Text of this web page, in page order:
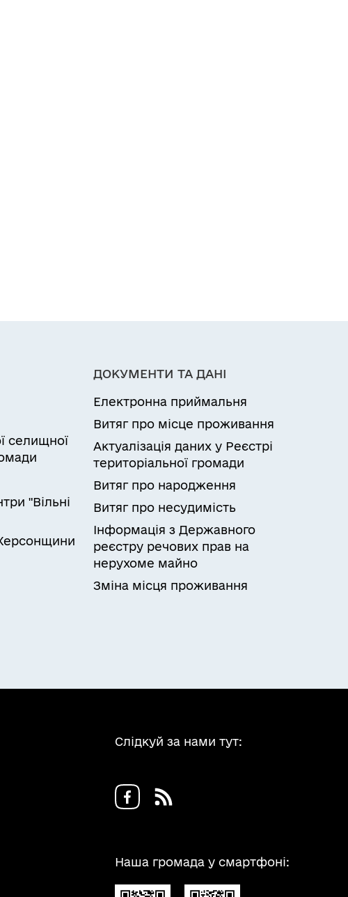
селищної
"Вільні
ДОКУМЕНТИ ТА ДАНІ
Електронна приймальня
Витяг про місце проживання
Актуалізація даних у Реєстрі
територіальної громади
Витяг про народження
Витяг про несудимість
Інформація з Державного
реєстру речових прав на
нерухоме майно
Зміна місця проживання
Слідкуй за нами тут:
Наша громада у смартфоні: